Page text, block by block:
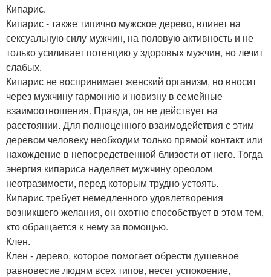
Кипарис.
Кипарис - также типично мужское дерево, влияет на
сексуальную силу мужчин, на половую активность и не
только усиливает потенцию у здоровых мужчин, но лечит
слабых.
Кипарис не воспринимает женский организм, но вносит
через мужчину гармонию и новизну в семейные
взаимоотношения. Правда, он не действует на
расстоянии. Для полноценного взаимодействия с этим
деревом человеку необходим только прямой контакт или
нахождение в непосредственной близости от него. Тогда
энергия кипариса наделяет мужчину ореолом
неотразимости, перед которым трудно устоять.
Кипарис требует немедленного удовлетворения
возникшего желания, он охотно способствует в этом тем,
кто обращается к нему за помощью.
Клен.
Клен - дерево, которое помогает обрести душевное
равновесие людям всех типов, несет успокоение,